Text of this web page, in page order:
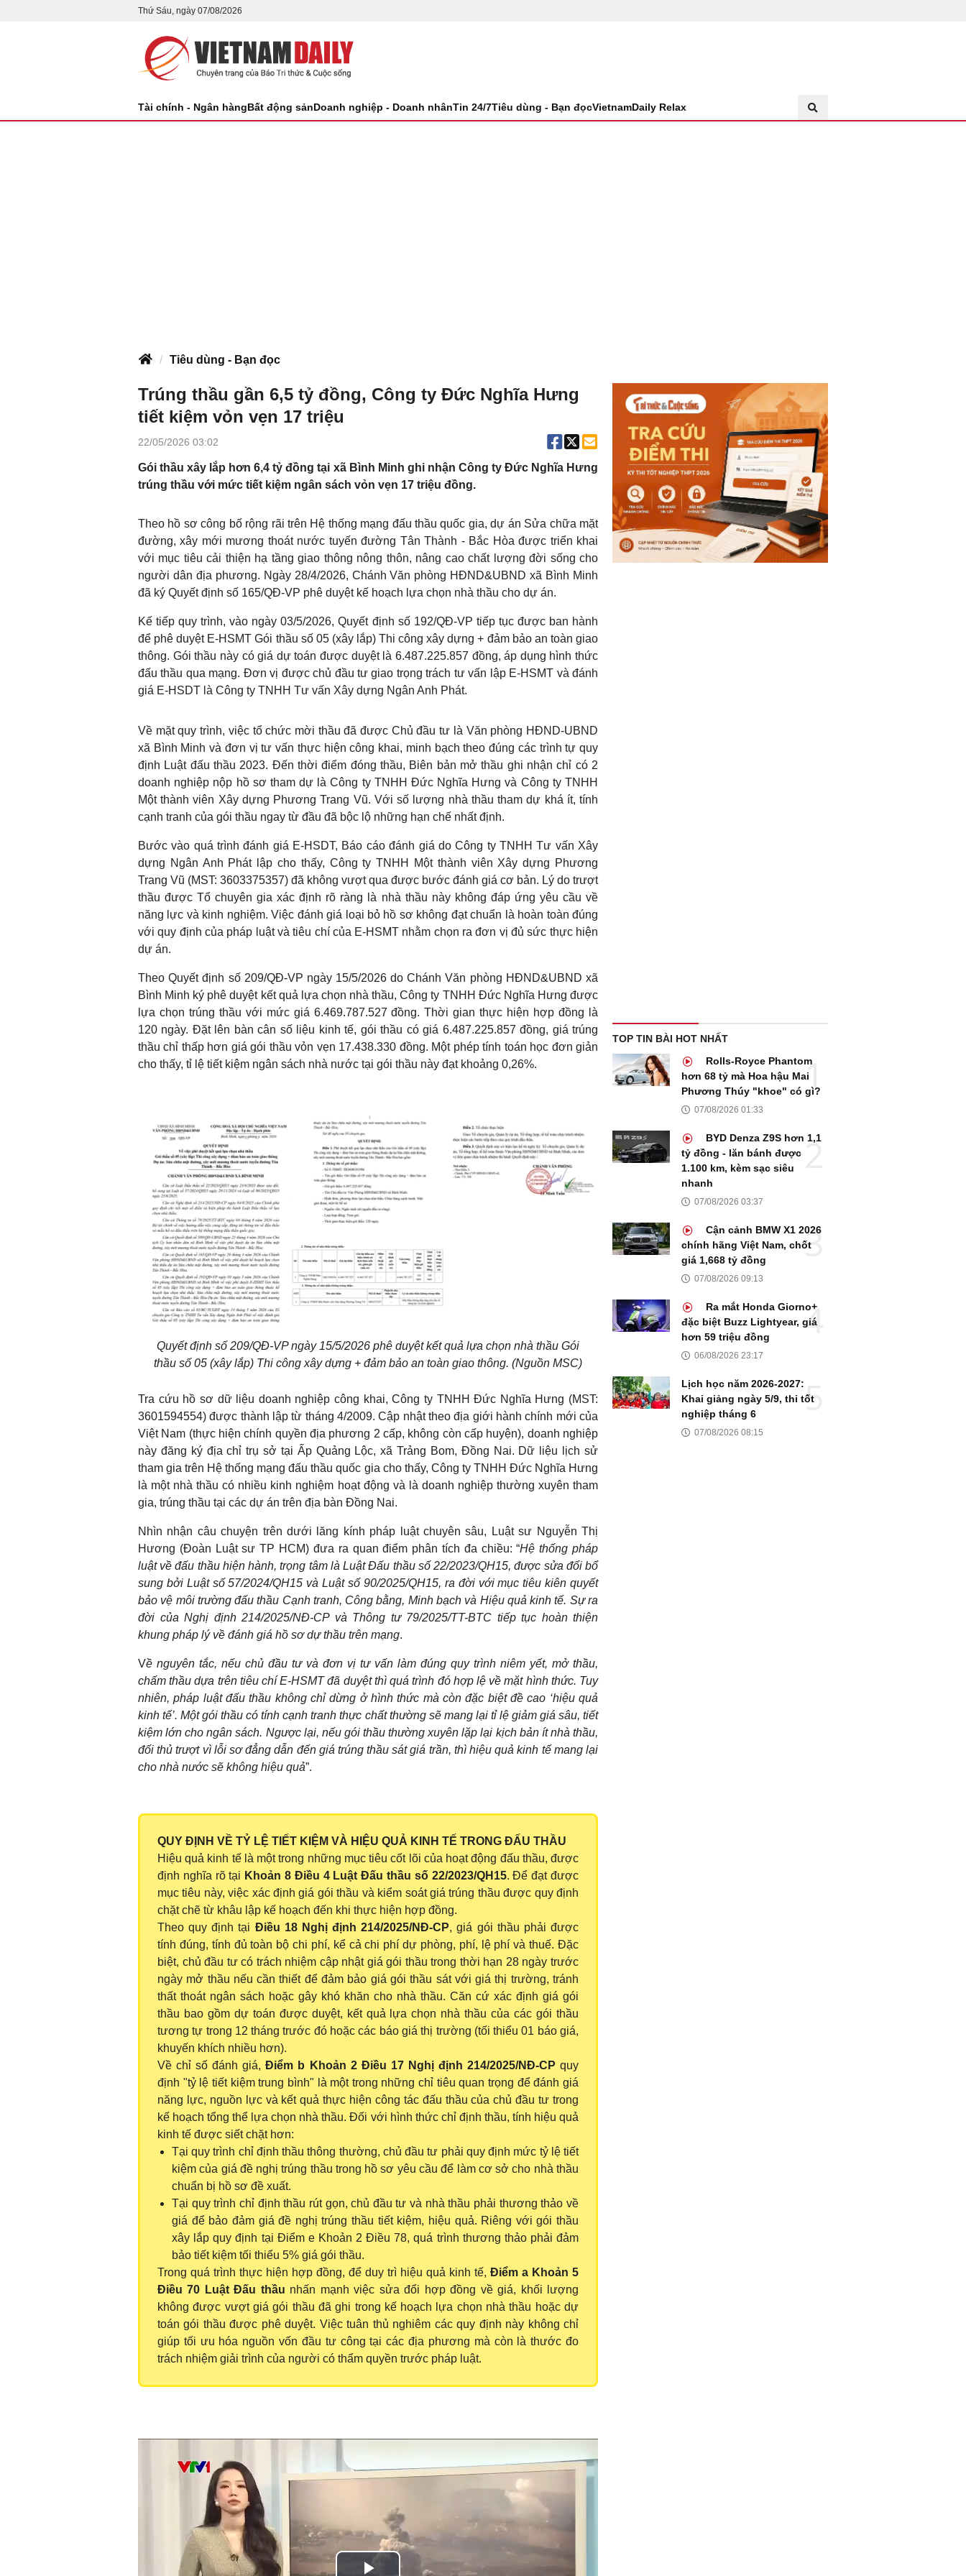
Thứ Sáu, ngày 07/08/2026
Tài chính - Ngân hàngBất động sảnDoanh nghiệp - Doanh nhânTin 24/7Tiêu dùng - Bạn đọcVietnamDaily Relax
Tiêu dùng - Bạn đọc
Trúng thầu gần 6,5 tỷ đồng, Công ty Đức Nghĩa Hưng
tiết kiệm vỏn vẹn 17 triệu
22/05/2026 03:02
Gói thầu xây lắp hơn 6,4 tỷ đồng tại xã Bình Minh ghi nhận Công ty Đức Nghĩa Hưng
trúng thầu với mức tiết kiệm ngân sách vỏn vẹn 17 triệu đồng.
Theo hồ sơ công bố rộng rãi trên Hệ thống mạng đấu thầu quốc gia, dự án Sửa chữa mặt
đường, xây mới mương thoát nước tuyến đường Tân Thành - Bắc Hòa được triển khai
với mục tiêu cải thiện hạ tầng giao thông nông thôn, nâng cao chất lượng đời sống cho
người dân địa phương. Ngày 28/4/2026, Chánh Văn phòng HĐND&UBND xã Bình Minh
đã ký Quyết định số 165/QĐ-VP phê duyệt kế hoạch lựa chọn nhà thầu cho dự án.
Kế tiếp quy trình, vào ngày 03/5/2026, Quyết định số 192/QĐ-VP tiếp tục được ban hành
để phê duyệt E-HSMT Gói thầu số 05 (xây lắp) Thi công xây dựng + đảm bảo an toàn giao
thông. Gói thầu này có giá dự toán được duyệt là 6.487.225.857 đồng, áp dụng hình thức
đấu thầu qua mạng. Đơn vị được chủ đầu tư giao trọng trách tư vấn lập E-HSMT và đánh
giá E-HSDT là Công ty TNHH Tư vấn Xây dựng Ngân Anh Phát.
Về mặt quy trình, việc tổ chức mời thầu đã được Chủ đầu tư là Văn phòng HĐND-UBND
xã Bình Minh và đơn vị tư vấn thực hiện công khai, minh bạch theo đúng các trình tự quy
định Luật đấu thầu 2023. Đến thời điểm đóng thầu, Biên bản mở thầu ghi nhận chỉ có 2
doanh nghiệp nộp hồ sơ tham dự là Công ty TNHH Đức Nghĩa Hưng và Công ty TNHH
Một thành viên Xây dựng Phương Trang Vũ. Với số lượng nhà thầu tham dự khá ít, tính
cạnh tranh của gói thầu ngay từ đầu đã bộc lộ những hạn chế nhất định.
Bước vào quá trình đánh giá E-HSDT, Báo cáo đánh giá do Công ty TNHH Tư vấn Xây
dựng Ngân Anh Phát lập cho thấy, Công ty TNHH Một thành viên Xây dựng Phương
Trang Vũ (MST: 3603375357) đã không vượt qua được bước đánh giá cơ bản. Lý do trượt
thầu được Tổ chuyên gia xác định rõ ràng là nhà thầu này không đáp ứng yêu cầu về
năng lực và kinh nghiệm. Việc đánh giá loại bỏ hồ sơ không đạt chuẩn là hoàn toàn đúng
với quy định của pháp luật và tiêu chí của E-HSMT nhằm chọn ra đơn vị đủ sức thực hiện
dự án.
Theo Quyết định số 209/QĐ-VP ngày 15/5/2026 do Chánh Văn phòng HĐND&UBND xã
Bình Minh ký phê duyệt kết quả lựa chọn nhà thầu, Công ty TNHH Đức Nghĩa Hưng được
lựa chọn trúng thầu với mức giá 6.469.787.527 đồng. Thời gian thực hiện hợp đồng là
120 ngày. Đặt lên bàn cân số liệu kinh tế, gói thầu có giá 6.487.225.857 đồng, giá trúng
thầu chỉ thấp hơn giá gói thầu vỏn vẹn 17.438.330 đồng. Một phép tính toán học đơn giản
cho thấy, tỉ lệ tiết kiệm ngân sách nhà nước tại gói thầu này đạt khoảng 0,26%.
Quyết định số 209/QĐ-VP ngày 15/5/2026 phê duyệt kết quả lựa chọn nhà thầu Gói
thầu số 05 (xây lắp) Thi công xây dựng + đảm bảo an toàn giao thông. (Nguồn MSC)
Tra cứu hồ sơ dữ liệu doanh nghiệp công khai, Công ty TNHH Đức Nghĩa Hưng (MST:
3601594554) được thành lập từ tháng 4/2009. Cập nhật theo địa giới hành chính mới của
Việt Nam (thực hiện chính quyền địa phương 2 cấp, không còn cấp huyện), doanh nghiệp
này đăng ký địa chỉ trụ sở tại Ấp Quảng Lộc, xã Trảng Bom, Đồng Nai. Dữ liệu lịch sử
tham gia trên Hệ thống mạng đấu thầu quốc gia cho thấy, Công ty TNHH Đức Nghĩa Hưng
là một nhà thầu có nhiều kinh nghiệm hoạt động và là doanh nghiệp thường xuyên tham
gia, trúng thầu tại các dự án trên địa bàn Đồng Nai.
Nhìn nhận câu chuyện trên dưới lăng kính pháp luật chuyên sâu, Luật sư Nguyễn Thị
Hương (Đoàn Luật sư TP HCM) đưa ra quan điểm phân tích đa chiều: “Hệ thống pháp
luật về đấu thầu hiện hành, trọng tâm là Luật Đấu thầu số 22/2023/QH15, được sửa đổi bổ
sung bởi Luật số 57/2024/QH15 và Luật số 90/2025/QH15, ra đời với mục tiêu kiên quyết
bảo vệ môi trường đấu thầu Cạnh tranh, Công bằng, Minh bạch và Hiệu quả kinh tế. Sự ra
đời của Nghị định 214/2025/NĐ-CP và Thông tư 79/2025/TT-BTC tiếp tục hoàn thiện
khung pháp lý về đánh giá hồ sơ dự thầu trên mạng.
Về nguyên tắc, nếu chủ đầu tư và đơn vị tư vấn làm đúng quy trình niêm yết, mở thầu,
chấm thầu dựa trên tiêu chí E-HSMT đã duyệt thì quá trình đó hợp lệ về mặt hình thức. Tuy
nhiên, pháp luật đấu thầu không chỉ dừng ở hình thức mà còn đặc biệt đề cao ‘hiệu quả
kinh tế’. Một gói thầu có tính cạnh tranh thực chất thường sẽ mang lại tỉ lệ giảm giá sâu, tiết
kiệm lớn cho ngân sách. Ngược lại, nếu gói thầu thường xuyên lặp lại kịch bản ít nhà thầu,
đối thủ trượt vì lỗi sơ đẳng dẫn đến giá trúng thầu sát giá trần, thì hiệu quả kinh tế mang lại
cho nhà nước sẽ không hiệu quả”.
QUY ĐỊNH VỀ TỶ LỆ TIẾT KIỆM VÀ HIỆU QUẢ KINH TẾ TRONG ĐẤU THẦU
Hiệu quả kinh tế là một trong những mục tiêu cốt lõi của hoạt động đấu thầu, được
định nghĩa rõ tại Khoản 8 Điều 4 Luật Đấu thầu số 22/2023/QH15. Để đạt được
mục tiêu này, việc xác định giá gói thầu và kiểm soát giá trúng thầu được quy định
chặt chẽ từ khâu lập kế hoạch đến khi thực hiện hợp đồng.
Theo quy định tại Điều 18 Nghị định 214/2025/NĐ-CP, giá gói thầu phải được
tính đúng, tính đủ toàn bộ chi phí, kể cả chi phí dự phòng, phí, lệ phí và thuế. Đặc
biệt, chủ đầu tư có trách nhiệm cập nhật giá gói thầu trong thời hạn 28 ngày trước
ngày mở thầu nếu cần thiết để đảm bảo giá gói thầu sát với giá thị trường, tránh
thất thoát ngân sách hoặc gây khó khăn cho nhà thầu. Căn cứ xác định giá gói
thầu bao gồm dự toán được duyệt, kết quả lựa chọn nhà thầu của các gói thầu
tương tự trong 12 tháng trước đó hoặc các báo giá thị trường (tối thiểu 01 báo giá,
khuyến khích nhiều hơn).
Về chỉ số đánh giá,Điểm b Khoản 2 Điều 17 Nghị định 214/2025/NĐ-CP quy
định "tỷ lệ tiết kiệm trung bình" là một trong những chỉ tiêu quan trọng để đánh giá
năng lực, nguồn lực và kết quả thực hiện công tác đấu thầu của chủ đầu tư trong
kế hoạch tổng thể lựa chọn nhà thầu. Đối với hình thức chỉ định thầu, tính hiệu quả
kinh tế được siết chặt hơn:
Tại quy trình chỉ định thầu thông thường, chủ đầu tư phải quy định mức tỷ lệ tiết
kiệm của giá đề nghị trúng thầu trong hồ sơ yêu cầu để làm cơ sở cho nhà thầu
chuẩn bị hồ sơ đề xuất.
Tại quy trình chỉ định thầu rút gọn, chủ đầu tư và nhà thầu phải thương thảo về
giá để bảo đảm giá đề nghị trúng thầu tiết kiệm, hiệu quả. Riêng với gói thầu
xây lắp quy định tại Điểm e Khoản 2 Điều 78, quá trình thương thảo phải đảm
bảo tiết kiệm tối thiểu 5% giá gói thầu.
Trong quá trình thực hiện hợp đồng, để duy trì hiệu quả kinh tế, Điểm a Khoản 5
Điều 70 Luật Đấu thầu nhấn mạnh việc sửa đổi hợp đồng về giá, khối lượng
không được vượt giá gói thầu đã ghi trong kế hoạch lựa chọn nhà thầu hoặc dự
toán gói thầu được phê duyệt. Việc tuân thủ nghiêm các quy định này không chỉ
giúp tối ưu hóa nguồn vốn đầu tư công tại các địa phương mà còn là thước đo
trách nhiệm giải trình của người có thẩm quyền trước pháp luật.
TOP TIN BÀI HOT NHẤT
Rolls-Royce Phantom
hơn 68 tỷ mà Hoa hậu Mai
Phương Thúy "khoe" có gì?
07/08/2026 01:33
BYD Denza Z9S hơn 1,1
tỷ đồng - lăn bánh được
1.100 km, kèm sạc siêu
nhanh
07/08/2026 03:37
Cận cảnh BMW X1 2026
chính hãng Việt Nam, chốt
giá 1,668 tỷ đồng
07/08/2026 09:13
Ra mắt Honda Giorno+
đặc biệt Buzz Lightyear, giá
hơn 59 triệu đồng
06/08/2026 23:17
Lịch học năm 2026-2027:
Khai giảng ngày 5/9, thi tốt
nghiệp tháng 6
07/08/2026 08:15